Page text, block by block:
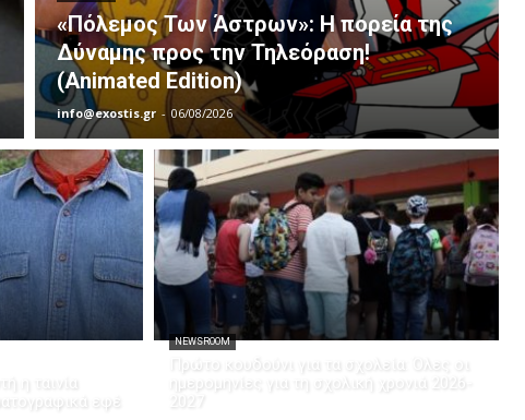
«Πόλεμος Των Άστρων»: Η πορεία της
Δύναμης προς την Τηλεόραση!
(Animated Edition)
info@exostis.gr - 06/08/2026
η ταινία
εφέ
NEWSROOM
Πρώτο κουδούνι για τα σχολεία: Όλες οι
ημερομηνίες για τη σχολική χρονιά 2026-